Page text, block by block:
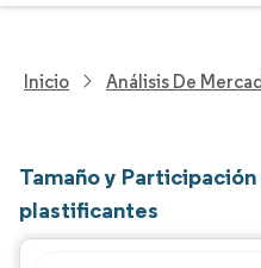
Inicio Análisis De
Tamaño y
plastificantes